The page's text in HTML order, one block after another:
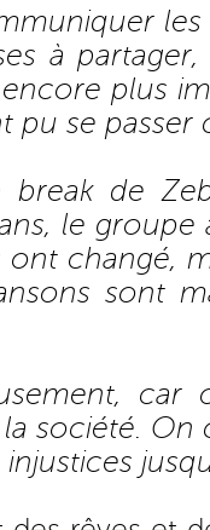
à
encore plus
pu se passer
break de
le groupe
changé,
sont
car
société. On